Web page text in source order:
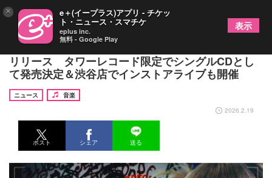
OddRe:、メジャーデビューシングル「Revival」を
リリース タワーレコード限定でシングルCDとし
て発売決定＆渋谷店でインストアライブも開催
ニュース
音楽
2026.2.19
ポスト シェア 送る
× e＋(イープラス)アプリ - チケッ
ト・ニュース・スマチケ
eplus inc.
無料 - Google Play
表示